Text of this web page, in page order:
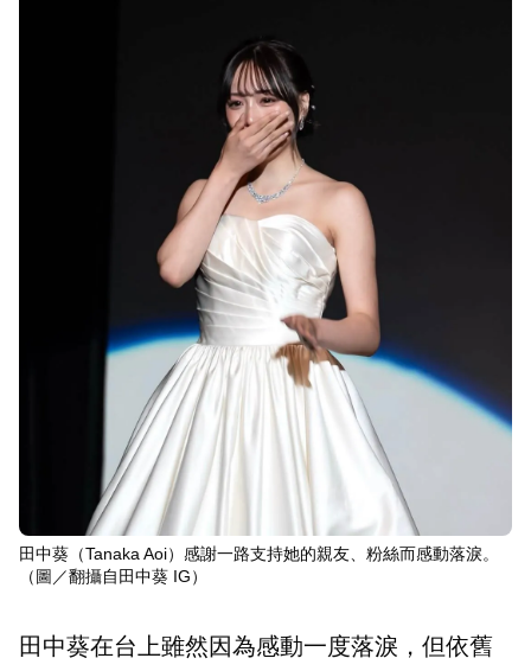
田中葵（Tanaka Aoi）感謝一路支持她的親友、粉絲而感動落淚。
（圖／翻攝自田中葵 IG）
田中葵在台上雖然因為感動一度落淚，但依舊